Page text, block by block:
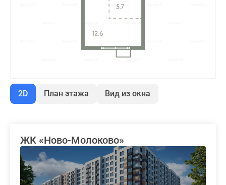
2D План этажа Вид из окна
ЖК «Ново-Молоково»